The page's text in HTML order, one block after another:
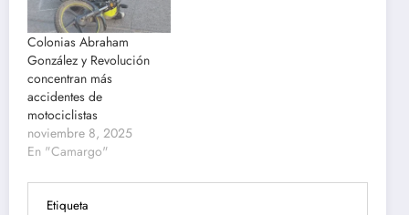
Colonias Abraham
González y Revolución
concentran más
accidentes de
motociclistas
noviembre 8, 2025
En "Camargo"
Etiqueta